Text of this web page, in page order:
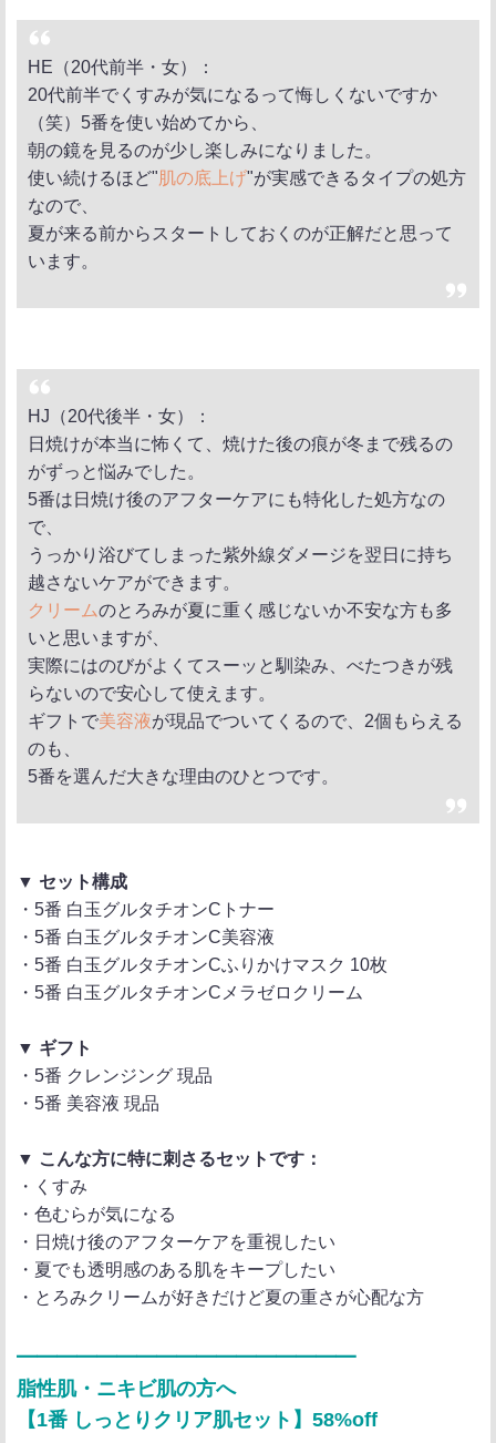
HE（20代前半・女）：
20代前半でくすみが気になるって悔しくないですか
（笑）5番を使い始めてから、
朝の鏡を見るのが少し楽しみになりました。
使い続けるほど" 肌の底上げ"が実感できるタイプの処方
なので、
夏が来る前からスタートしておくのが正解だと思って
います。
HJ（20代後半・女）：
日焼けが本当に怖くて、焼けた後の痕が冬まで残るの
がずっと悩みでした。
5番は日焼け後のアフターケアにも特化した処方なの
で、
うっかり浴びてしまった紫外線ダメージを翌日に持ち
越さないケアができます。
クリームのとろみが夏に重く感じないか不安な方も多
いと思いますが、
実際にはのびがよくてスーッと馴染み、べたつきが残
らないので安心して使えます。
ギフトで美容液が現品でついてくるので、2個もらえる
のも、
5番を選んだ大きな理由のひとつです。
▼ セット構成
・5番 白玉グルタチオンCトナー
・5番 白玉グルタチオンC美容液
・5番 白玉グルタチオンCふりかけマスク 10枚
・5番 白玉グルタチオンCメラゼロクリーム
▼ ギフト
・5番 クレンジング 現品
・5番 美容液 現品
▼ こんな方に特に刺さるセットです：
・くすみ
・色むらが気になる
・日焼け後のアフターケアを重視したい
・夏でも透明感のある肌をキープしたい
・とろみクリームが好きだけど夏の重さが心配な方
━━━━━━━━━━━━━━━━━
脂性肌・ニキビ肌の方へ
【1番 しっとりクリア肌セット】58%off